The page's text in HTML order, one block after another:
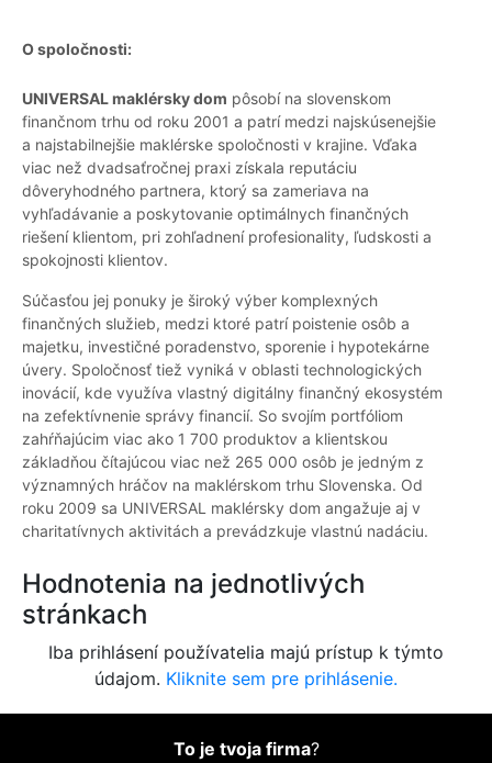
O spoločnosti:
UNIVERSAL maklérsky dom pôsobí na slovenskom
finančnom trhu od roku 2001 a patrí medzi najskúsenejšie
a najstabilnejšie maklérske spoločnosti v krajine. Vďaka
viac než dvadsaťročnej praxi získala reputáciu
dôveryhodného partnera, ktorý sa zameriava na
vyhľadávanie a poskytovanie optimálnych finančných
riešení klientom, pri zohľadnení profesionality, ľudskosti a
spokojnosti klientov.
Súčasťou jej ponuky je široký výber komplexných
finančných služieb, medzi ktoré patrí poistenie osôb a
majetku, investičné poradenstvo, sporenie i hypotekárne
úvery. Spoločnosť tiež vyniká v oblasti technologických
inovácií, kde využíva vlastný digitálny finančný ekosystém
na zefektívnenie správy financií. So svojím portfóliom
zahŕňajúcim viac ako 1 700 produktov a klientskou
základňou čítajúcou viac než 265 000 osôb je jedným z
významných hráčov na maklérskom trhu Slovenska. Od
roku 2009 sa UNIVERSAL maklérsky dom angažuje aj v
charitatívnych aktivitách a prevádzkuje vlastnú nadáciu.
Hodnotenia na jednotlivých
stránkach
Iba prihlásení používatelia majú prístup k týmto
údajom. Kliknite sem pre prihlásenie.
To je tvoja firma?